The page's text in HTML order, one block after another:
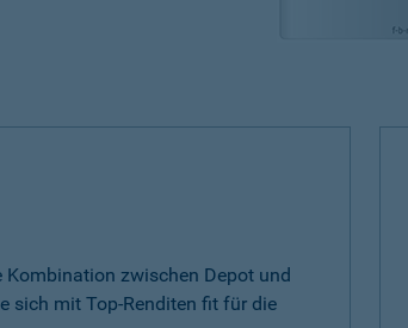
Kombination zwischen Depot und
sich mit Top-Renditen fit für die